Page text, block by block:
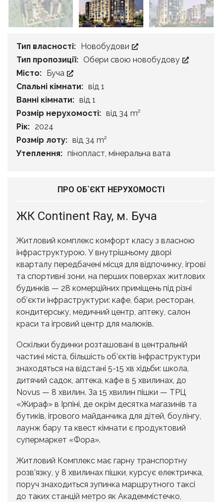
Тип власності:
Новобудови
Тип пропозиції: Обери свою новобудову
Місто:
Буча
Спальні кімнати: від 1
Ванні кімнати: від 1
Розмір нерухомості: від 34 m²
Рік: 2024
Розмір лоту: від 34 m²
Утеплення: пінопласт, мінеральна вата
ПРО ОБ`ЄКТ НЕРУХОМОСТІ
ЖК Continent Ray, м. Буча
Житловий комплекс комфорт класу з власною
інфраструктурою. У внутрішньому дворі
кварталу передбачені місця для відпочинку, ігрові
та спортивні зони, на перших поверхах житлових
будинків — 28 комерційних приміщень під різні
об’єкти інфраструктури: кафе, бари, ресторан,
кондитерську, медичний центр, аптеку, салон
краси та ігровий центр для малюків.
Оскільки будинки розташовані в центральній
частині міста, більшість об’єктів інфраструктури
знаходяться на відстані 5-15 хв хідьби: школа,
дитячий садок, аптека, кафе в 5 хвилинах, до
Novus — 8 хвилин. За 15 хвилин пішки — ТРЦ
«Жираф» в Ірпіні, де окрім десятка магазинів та
бутиків, ігрового майданчика для дітей, боулінгу,
лаунж бару та квест кімнати є продуктовий
супермаркет «Фора».
Житловий Комплекс має гарну транспортну
розв’язку, у 8 хвилинах пішки, курсує електричка,
поруч знаходиться зупинка маршрутного таксі
до таких станцій метро як Академмістечко,